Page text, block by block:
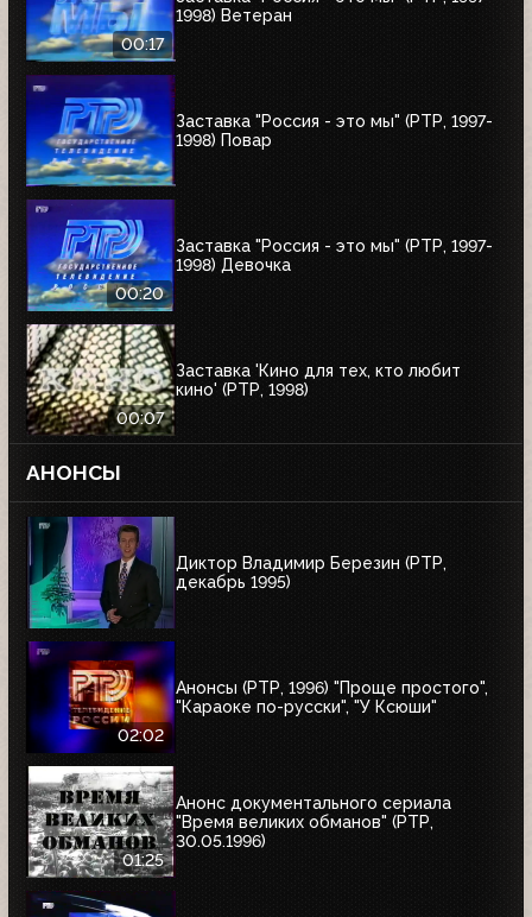
00:17
1998) Ветеран
Заставка "Россия - это мы" (РТР, 1997-
1998) Повар
00:20
Заставка "Россия - это мы" (РТР, 1997-
1998) Девочка
00:07
Заставка 'Кино для тех, кто любит
кино' (РТР, 1998)
АНОНСЫ
Диктор Владимир Березин (РТР,
декабрь 1995)
02:02
Анонсы (РТР, 1996) "Проще простого",
"Караоке по-русски", "У Ксюши"
01:25
Анонс документального сериала
"Время великих обманов" (РТР,
30.05.1996)